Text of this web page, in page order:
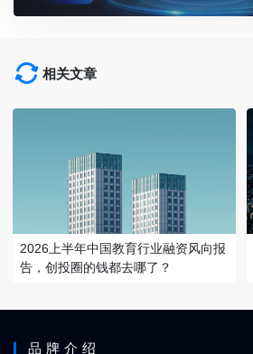
相关文章
2026上半年中国教育行业融资风向报
告，创投圈的钱都去哪了？
品牌介绍